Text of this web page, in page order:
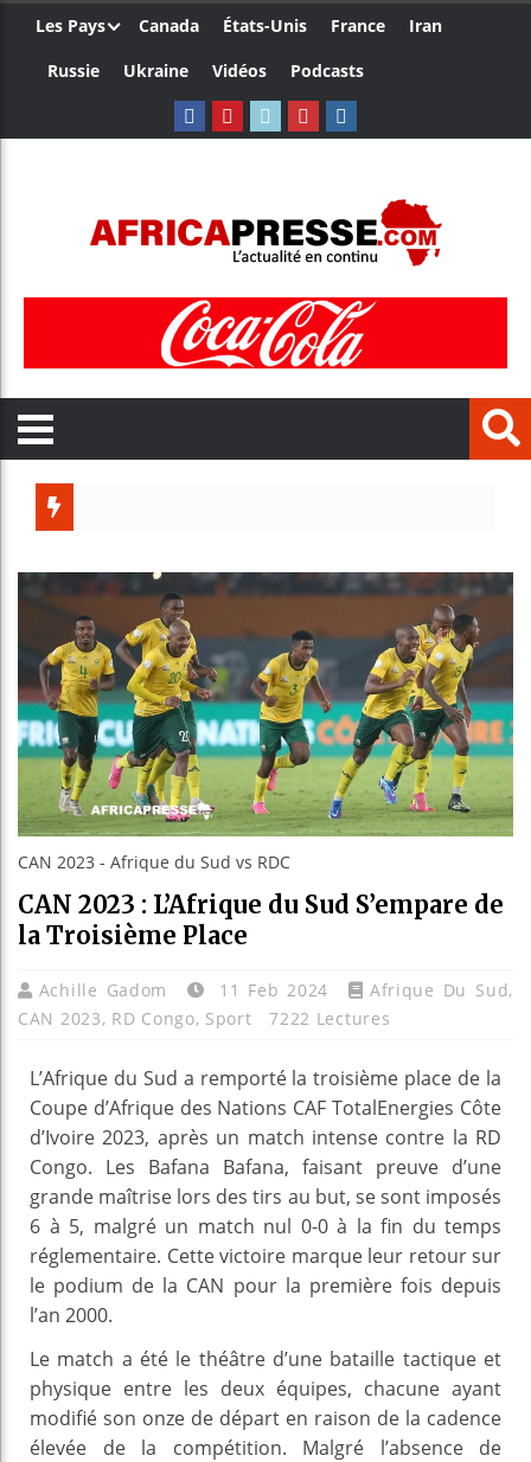
Les Pays Canada États-Unis France
Iran
Russie
Ukraine Vidéos Podcasts
Aliko
CAN 2023 - Afrique du Sud vs RDC
CAN 2023 : L’Afrique du Sud S’empare de
la Troisième Place
Achille Gadom 11 Feb 2024 Afrique Du Sud,
CAN 2023, RD Congo, Sport 7222 Lectures
L’Afrique du Sud a remporté la troisième place de la
Coupe d’Afrique des Nations CAF TotalEnergies Côte
d’Ivoire 2023, après un match intense contre la RD
Congo. Les Bafana Bafana, faisant preuve d’une
grande maîtrise lors des tirs au but, se sont imposés
6 à 5, malgré un match nul 0-0 à la fin du temps
réglementaire. Cette victoire marque leur retour sur
le podium de la CAN pour la première fois depuis
l’an 2000.
Le match a été le théâtre d’une bataille tactique et
physique entre les deux équipes, chacune ayant
modifié son onze de départ en raison de la cadence
élevée de la compétition. Malgré l’absence de